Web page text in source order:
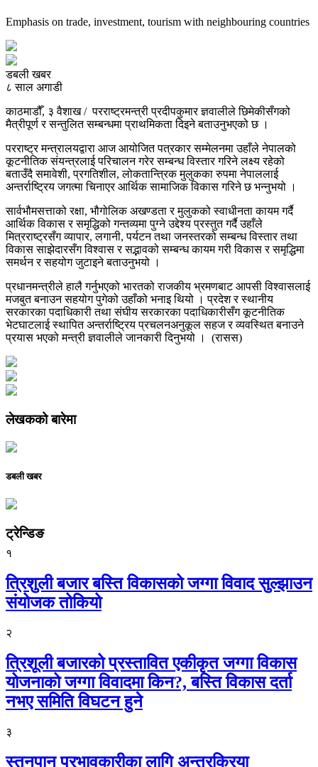
Emphasis on trade, investment, tourism with neighbouring countries
डबली खबर
८ साल अगाडी
काठमाडौँ, ३ वैशाख / परराष्ट्रमन्त्री प्रदीपकुमार ज्ञवालीले छिमेकीसँगको
मैत्रीपूर्ण र सन्तुलित सम्बन्धमा प्राथमिकता दिइने बताउनुभएको छ ।
परराष्ट्र मन्त्रालयद्वारा आज आयोजित पत्रकार सम्मेलनमा उहाँले नेपालको
कूटनीतिक संयन्त्रलाई परिचालन गरेर सम्बन्ध विस्तार गरिने लक्ष्य रहेको
बताउँदै समावेशी, प्रगतिशील, लोकतान्त्रिक मुलुकका रुपमा नेपाललाई
अन्तर्राष्ट्रिय जगत्मा चिनाएर आर्थिक सामाजिक विकास गरिने छ भन्नुभयो ।
सार्वभौमसत्ताको रक्षा, भौगोलिक अखण्डता र मुलुकको स्वाधीनता कायम गर्दै
आर्थिक विकास र समृद्धिको गन्तव्यमा पुग्ने उद्देश्य प्रस्तुत गर्दै उहाँले
मित्रराष्ट्रसँग व्यापार, लगानी, पर्यटन तथा जनस्तरको सम्बन्ध विस्तार तथा
विकास साझेदारसँग विश्वास र सद्भावको सम्बन्ध कायम गरी विकास र समृद्धिमा
समर्थन र सहयोग जुटाइने बताउनुभयो ।
प्रधानमन्त्रीले हालै गर्नुभएको भारतको राजकीय भ्रमणबाट आपसी विश्वासलाई
मजबुत बनाउन सहयोग पुगेको उहाँको भनाइ थियो । प्रदेश र स्थानीय
सरकारका पदाधिकारी तथा संघीय सरकारका पदाधिकारीसँग कूटनीतिक
भेटघाटलाई स्थापित अन्तर्राष्ट्रिय प्रचलनअनुकूल सहज र व्यवस्थित बनाउने
प्रयास भएको मन्त्री ज्ञवालीले जानकारी दिनुभयो । (रासस)
लेखकको बारेमा
डबली खबर
ट्रेन्डिङ
१
त्रिशुली बजार बस्ति विकासको जग्गा विवाद सुल्झाउन
संयोजक तोकियो
२
त्रिशूली बजारको प्रस्तावित एकीकृत जग्गा विकास
योजनाको जग्गा विवादमा किन?, बस्ति विकास दर्ता
नभए समिति विघटन हुने
३
स्तनपान प्रभावकारीका लागि अन्तरक्रिया